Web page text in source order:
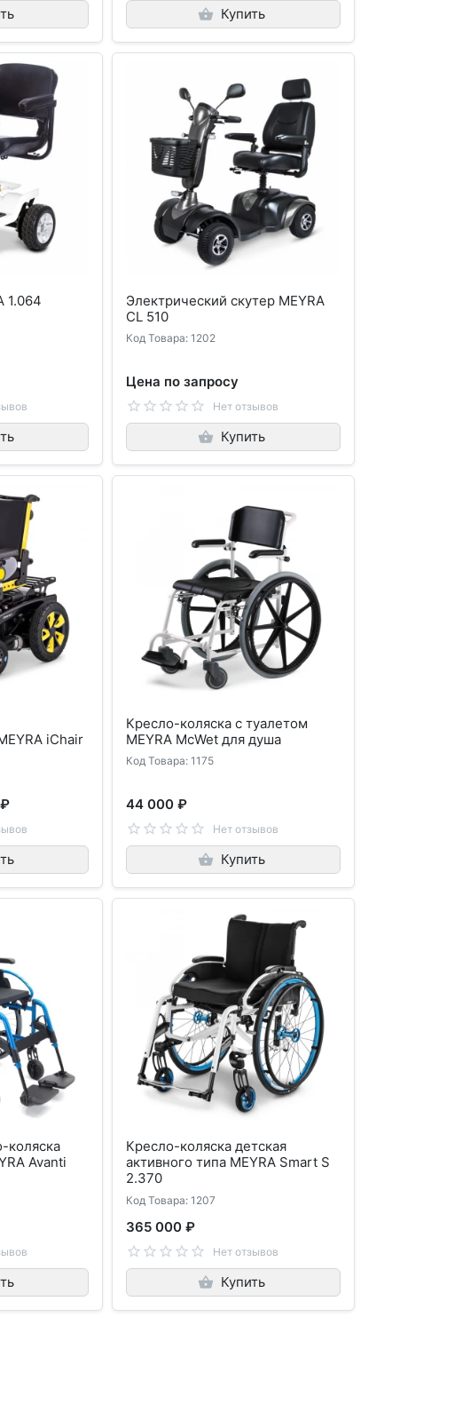
Купить
1.064
Электрический скутер MEYRA
CL 510
Код Товара: 1202
Цена по запросу
Нет отзывов
Купить
iChair
Кресло-коляска с туалетом
MEYRA McWet для душа
Код Товара: 1175
44 000 ₽
Нет отзывов
Купить
коляска
Avanti
Кресло-коляска детская
активного типа MEYRA Smart S
2.370
Код Товара: 1207
365 000 ₽
Нет отзывов
Купить